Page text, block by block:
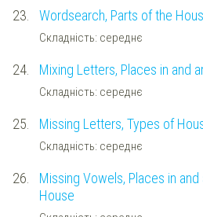
23. Wordsearch, Parts of the
Складність: середнє
24. Mixing Letters, Places in and
Складність: середнє
25. Missing Letters, Types of
Складність: середнє
26.
Missing Vowels, Places in and
House